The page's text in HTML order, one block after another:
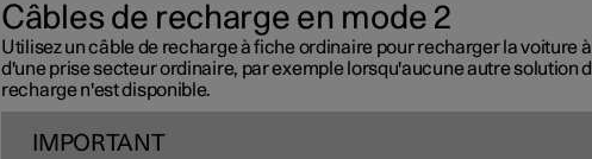
Câbles de recharge en mode 2
Utilisez un câble de recharge à fiche ordinaire pour recharger la voiture
d'une prise secteur ordinaire, par exemple lorsqu'aucune autre solution
recharge n'est disponible.
IMPORTANT